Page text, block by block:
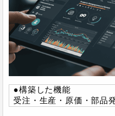
●構築した機能
受注・生産・原価・部品